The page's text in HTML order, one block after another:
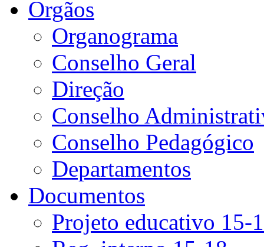
Orgãos
Organograma
Conselho Geral
Direção
Conselho
Conselho Pedagógico
Departamentos
Documentos
Projeto educativo 15-